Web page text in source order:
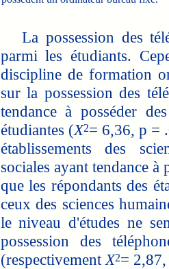
La possession des
parmi les étudiants.
discipline de formation
sur la possession des
tendance à posséder
étudiantes (X2= 6,36, p =
établissements des
sociales ayant tendance à
que les répondants des
ceux des sciences
le niveau d'études ne
possession des
(respectivement X2=